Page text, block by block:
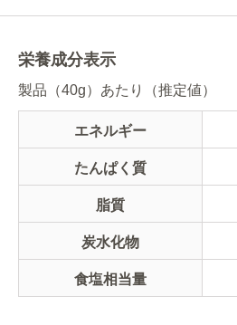
栄養成分表示
製品（40g）あたり（推定値）
エネルギー
たんぱく質
脂質
炭水化物
食塩相当量